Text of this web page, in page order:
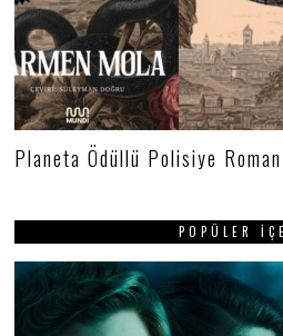
Planeta Ödüllü Polisiye
POPÜLER